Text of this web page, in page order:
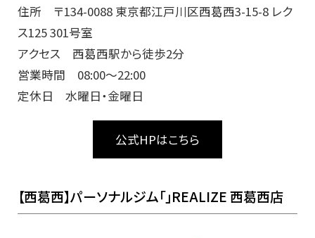
住所 〒134-0088 東京都江戸川区西葛西3-15-8 レク
ス125 301号室
アクセス 西葛西駅から徒歩2分
営業時間 08:00～22:00
定休日 水曜日・金曜日
公式HPはこちら
【西葛西】パーソナルジム「」REALIZE 西葛西店